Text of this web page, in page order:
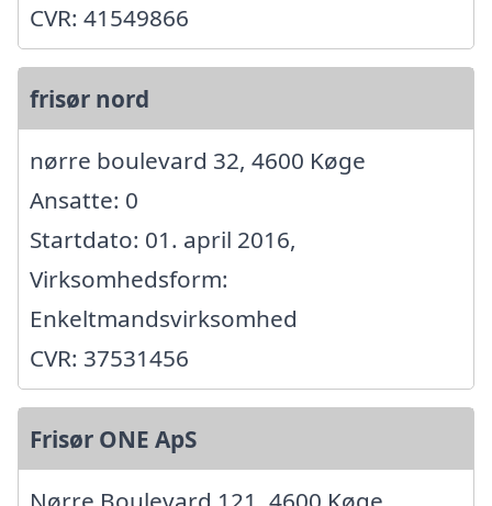
CVR: 41549866
frisør nord
nørre boulevard 32, 4600 Køge
Ansatte: 0
Startdato: 01. april 2016,
Virksomhedsform:
Enkeltmandsvirksomhed
CVR: 37531456
Frisør ONE ApS